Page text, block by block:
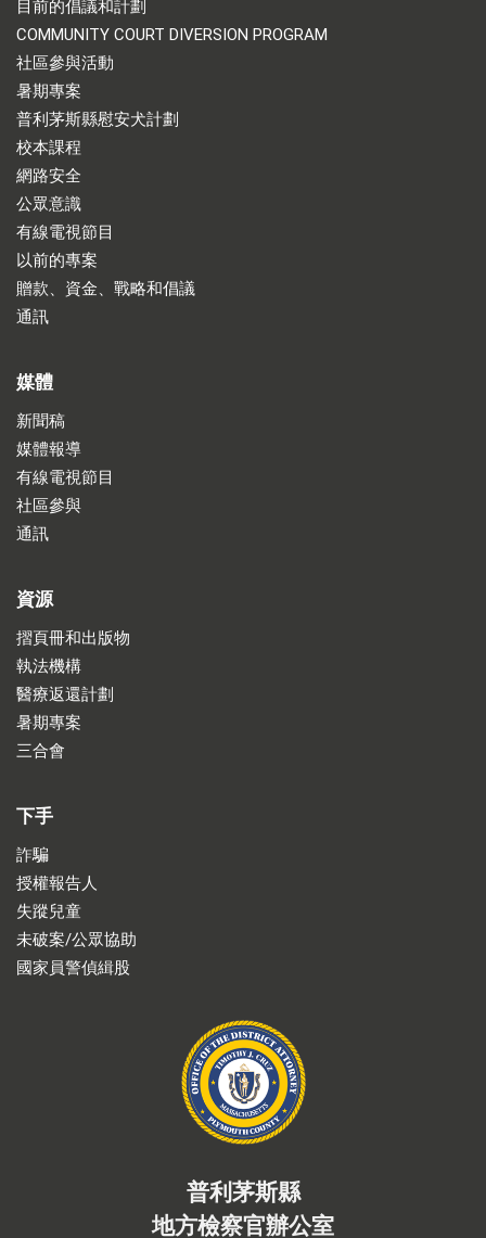
目前的倡議和計劃
COMMUNITY COURT DIVERSION PROGRAM
社區參與活動
暑期專案
普利茅斯縣慰安犬計劃
校本課程
網路安全
公眾意識
有線電視節目
以前的專案
贈款、資金、戰略和倡議
通訊
媒體
新聞稿
媒體報導
有線電視節目
社區參與
通訊
資源
摺頁冊和出版物
執法機構
醫療返還計劃
暑期專案
三合會
下手
詐騙
授權報告人
失蹤兒童
未破案/公眾協助
國家員警偵緝股
普利茅斯縣
地方檢察官辦公室